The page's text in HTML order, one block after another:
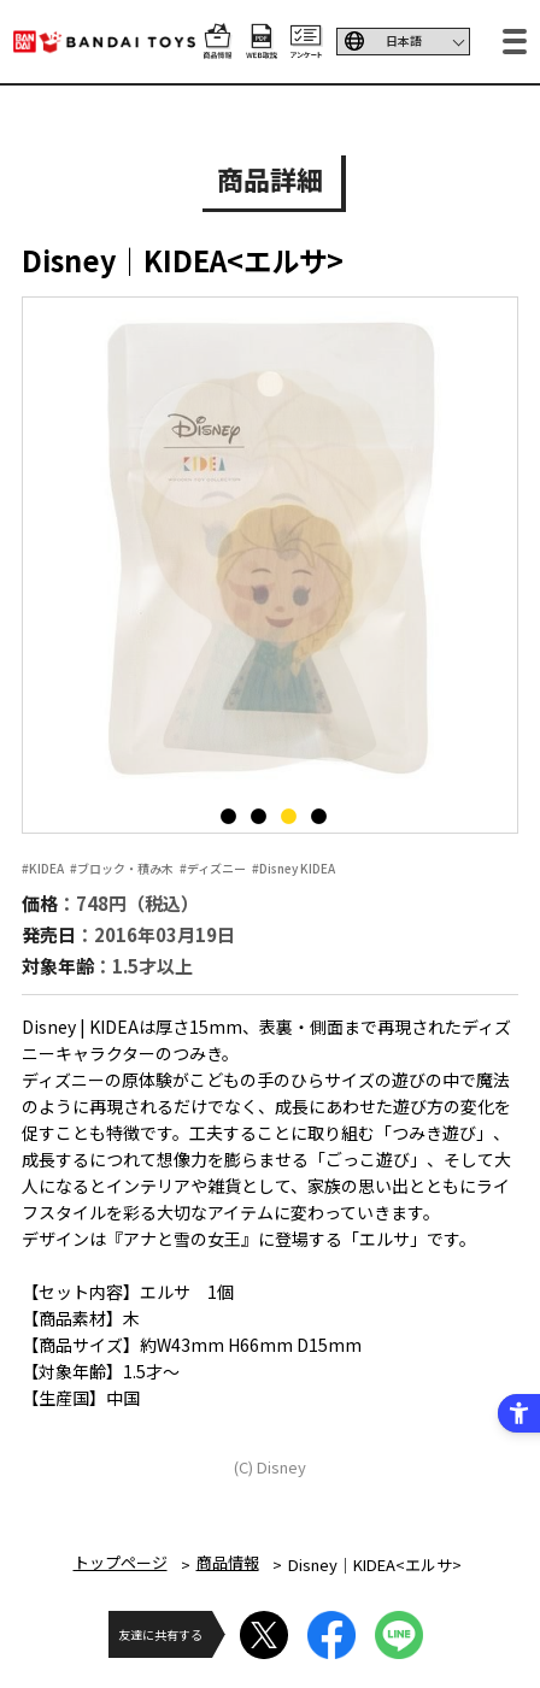
商品詳細
Disney｜KIDEA<エルサ>
#KIDEA #ブロック・積み木 #ディズニー #Disney KIDEA
価格：748円（税込）
発売日 ：2016年03月19日
対象年齢：1.5才以上
Disney | KIDEAは厚さ15mm、表裏・側面まで再現されたディズ
ニーキャラクターのつみき。
ディズニーの原体験がこどもの手のひらサイズの遊びの中で魔法
のように再現されるだけでなく、成長にあわせた遊び方の変化を
促すことも特徴です。工夫することに取り組む「つみき遊び」、
成長するにつれて想像力を膨らませる「ごっこ遊び」、そして大
人になるとインテリアや雑貨として、家族の思い出とともにライ
フスタイルを彩る大切なアイテムに変わっていきます。
デザインは『アナと雪の女王』に登場する「エルサ」です。
【セット内容】エルサ 1個
【商品素材】木
【商品サイズ】約W43mm H66mm D15mm
【対象年齢】1.5才～
【生産国】中国
(C) Disney
トップページ 商品情報 Disney｜KIDEA<エルサ>
友達に共有する